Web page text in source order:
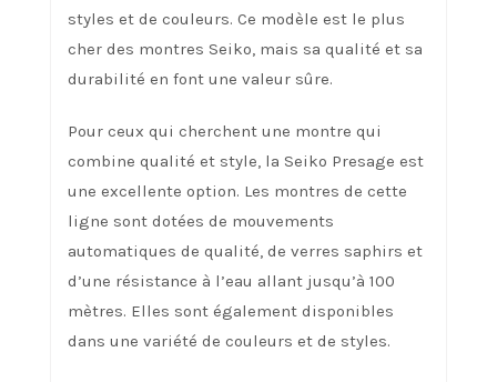
styles et de couleurs. Ce modèle est le plus
cher des montres Seiko, mais sa qualité et sa
durabilité en font une valeur sûre.
Pour ceux qui cherchent une montre qui
combine qualité et style, la Seiko Presage est
une excellente option. Les montres de cette
ligne sont dotées de mouvements
automatiques de qualité, de verres saphirs et
d’une résistance à l’eau allant jusqu’à 100
mètres. Elles sont également disponibles
dans une variété de couleurs et de styles.